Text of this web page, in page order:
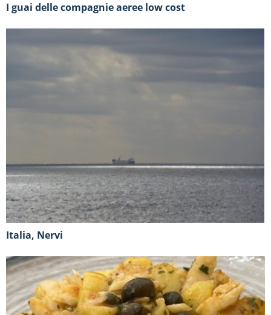
I guai delle compagnie aeree low cost
Italia, Nervi